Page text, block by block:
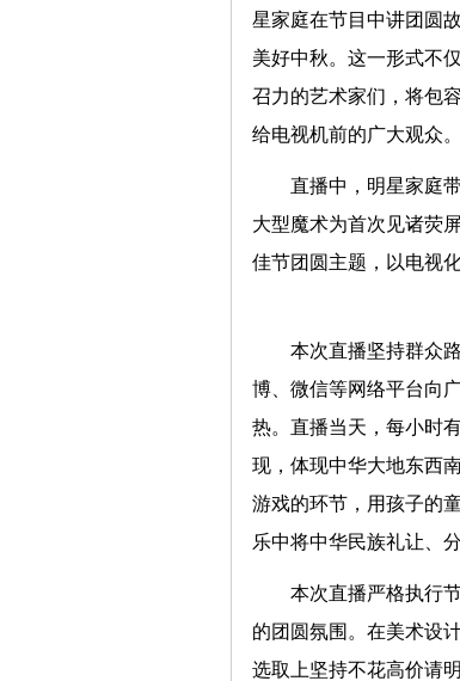
星家庭在节目中讲团圆
美好中秋。这一形式不
召力的艺术家们，将包
给电视机前的广大观
直播中，明星家庭
大型魔术为首次见诸荧
佳节团圆主题，以电视
本次直播坚持群众
博、微信等网络平台向
热。直播当天，每小时
现，体现中华大地东西
游戏的环节，用孩子的
乐中将中华民族礼让
本次直播严格执行
的团圆氛围。在美术设
选取上坚持不花高价请